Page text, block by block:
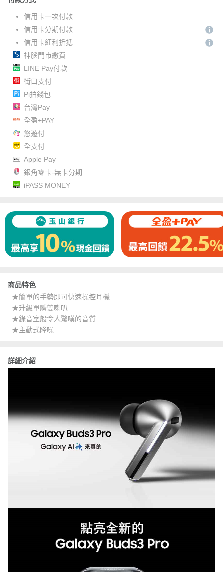
信用卡一次付款
信用卡分期付款
信用卡紅利折抵
神腦門市繳費
LINE Pay付款
街口支付
Pi拍錢包
台灣Pay
全盈+PAY
悠遊付
全支付
Apple Pay
銀角零卡-無卡分期
iPASS MONEY
商品特色
★簡單的手勢即可快速操控耳機
★升級單體雙喇叭
★錄音室般令人驚嘆的音質
★主動式降噪
詳細介紹